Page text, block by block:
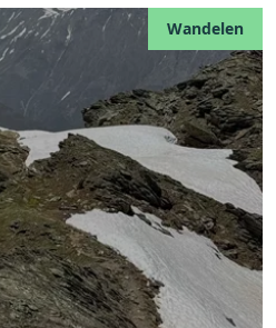
met zwemmen of
zit in Karinthië sowieso
Denk aan stevigere
warme kleding en soms
aan het begin van het
aanwezig zijn.
te licht over
te denken. Ook relatief
zwaar aanvoelen door
en wisselende
Wandelen